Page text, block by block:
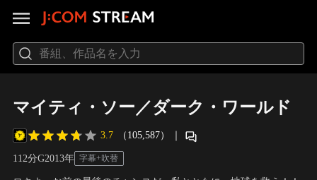
マイティ・ソー／ダーク・ワールド
3.7 （105,587） ｜
112分G2013年 字幕+吹替